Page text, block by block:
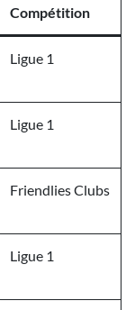
Compétition
Ligue 1
Ligue 1
Friendlies Clubs
Ligue 1